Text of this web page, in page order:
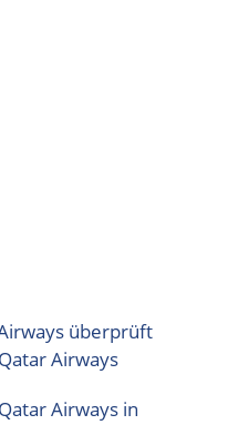
überprüft
Airways
Airways in